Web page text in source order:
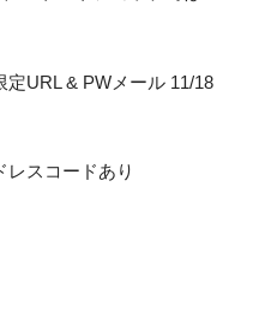
定URL & PWメール 11/18
レスコードあり